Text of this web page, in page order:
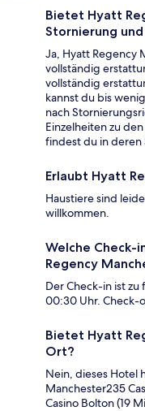
Bietet Hyatt
Stornierung
Ja, Hyatt Regency
vollständig
vollständig
kannst du bis
nach
Einzelheiten zu
findest du in
Erlaubt Hyatt
Haustiere sind
willkommen.
Welche Check-
Regency
Der Check-in ist
00:30 Uhr. Check-
Bietet Hyatt
Ort?
Nein, dieses Hotel
Manchester235
Casino Bolton (19